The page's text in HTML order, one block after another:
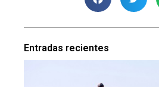
Entradas recientes